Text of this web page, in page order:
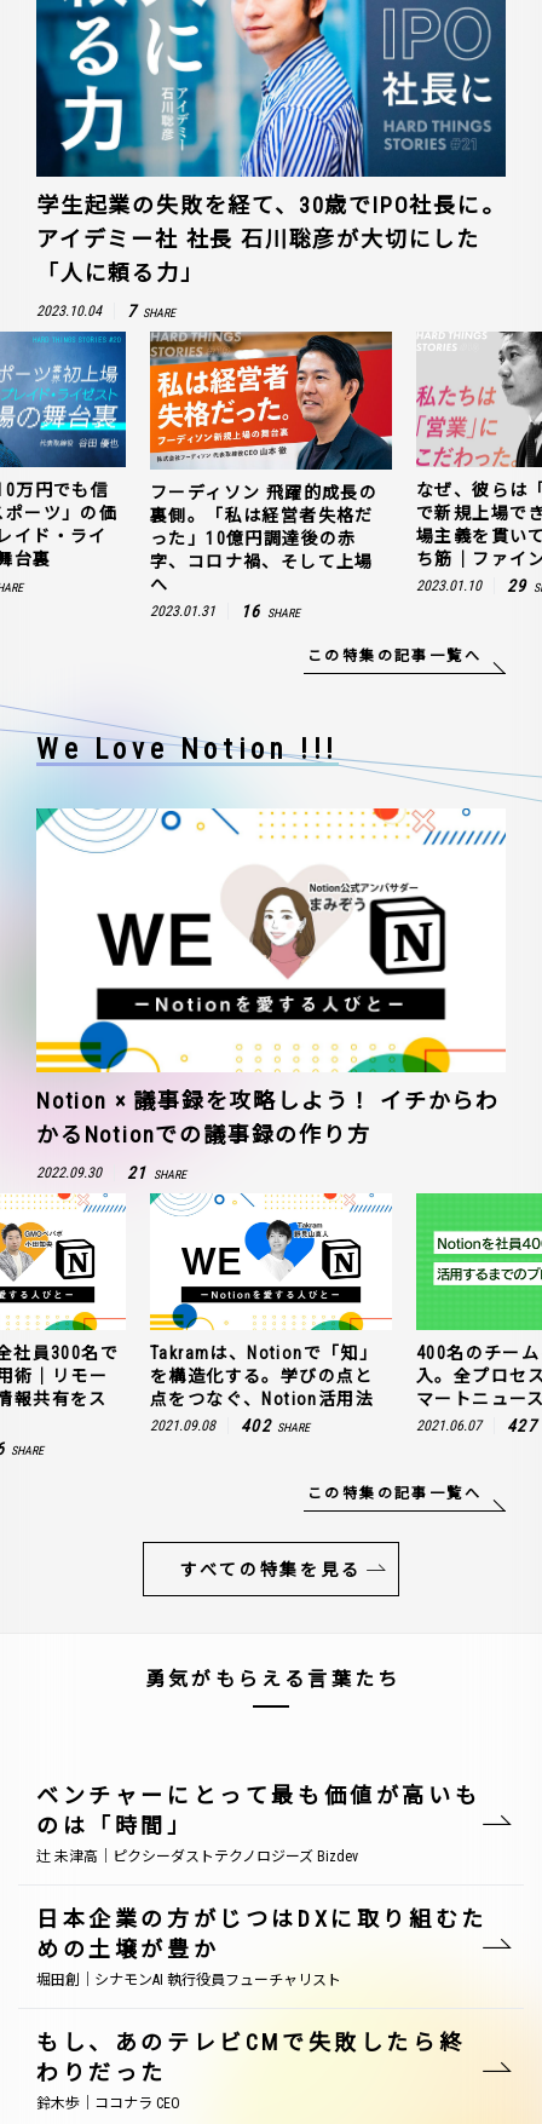
学生起業の失敗を経て、30歳でIPO社長に。
アイデミー社 社長 石川聡彦が大切にした
「人に頼る力」
2023.10.04 7 SHARE
万円でも信
ーツ」の価
イド・ライ
台裏
フーディソン 飛躍的成長の
裏側。「私は経営者失格だ
った」10億円調達後の赤
字、コロナ禍、そして上場
へ
2023.01.31 16 SHARE
なぜ、彼らは
で新規上場で
場主義を貫い
ち筋｜ファイ
2023.01.10 29
この特集の記事一覧へ
We Love Notion !!!
Notion × 議事録を攻略しよう！ イチからわ
かるNotionでの議事録の作り方
2022.09.30 21 SHARE
社員300名で
術｜リモー
報共有をス
SHARE
Takramは、Notionで「知」
を構造化する。学びの点と
点をつなぐ、Notion活用法
2021.09.08 402 SHARE
400名のチー
入。全プロセ
マートニュー
2021.06.07 427
この特集の記事一覧へ
すべての特集を見る
勇気がもらえる言葉たち
ベンチャーにとって最も価値が高いも
のは「時間」
辻 未津高｜ピクシーダストテクノロジーズ Bizdev
日本企業の方がじつはDXに取り組むた
めの土壌が豊か
堀田創｜シナモンAI 執行役員フューチャリスト
もし、あのテレビCMで失敗したら終
わりだった
鈴木歩｜ココナラ CEO